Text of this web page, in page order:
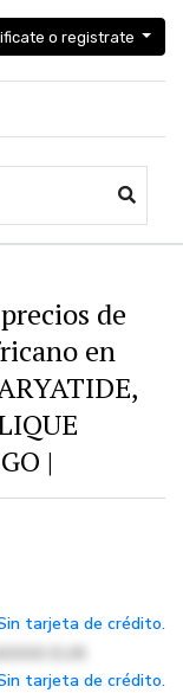
o registrate
de
en
|
tarjeta de crédito.
EUR
tarjeta de crédito.